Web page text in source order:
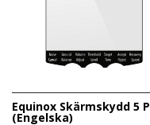
Equinox Skärmskydd 5
(Engelska)